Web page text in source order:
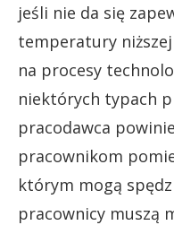
jeśli nie da się
temperatury
na procesy
niektórych typach
pracodawca
pracownikom
którym mogą
pracownicy muszą